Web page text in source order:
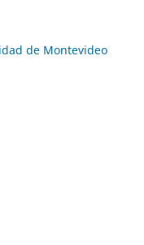
de Montevideo